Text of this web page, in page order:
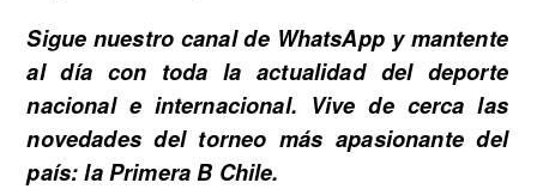
Sigue nuestro canal de WhatsApp y mantente
al día con toda la actualidad del deporte
nacional e internacional. Vive de cerca las
novedades del torneo más apasionante del
país: la Primera B Chile.